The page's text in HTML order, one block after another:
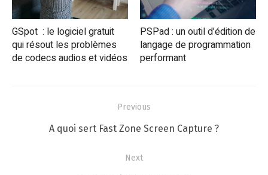
GSpot : le logiciel gratuit
qui résout les problèmes
de codecs audios et vidéos
PSPad : un outil d’édition de
langage de programmation
performant
Previous
Previous
A quoi sert Fast Zone Screen Capture ?
Next